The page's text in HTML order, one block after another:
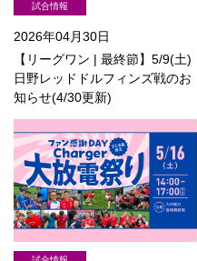
試合情報
2026年04月30日
【リーグワン | 最終節】5/9(土)
日野レッドドルフィンズ戦のお
知らせ(4/30更新)